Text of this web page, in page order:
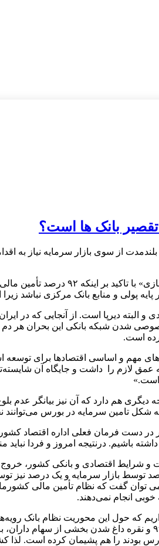
بانک ها است؟
از سوی بازار سرمایه نیاز به
رئیس کل بانک مرکزی در همایش
پولی و منابع بانک مرکزی نباشد
دیرپا است. از آنجایی که در
شدن شبکه بانکی این بحران هر
است.
مهم و اساسی اقتصادها برای توسعه
لازم را داشت و جایگاه آن شایسته‌تر
در تامین مالی یک وجه دیگری هم دارد که
شکل تامین سرمایه در بورس
دست فرمان فعلی اداره اقتصاد
باشیم. درنتیجه امروز و فردا نباید
تأمین مالی کشور بر دوش شبکه بانکی است و در این شرایط
توان گفت که نظام تأمین مالی
که حول این محوریت نظام بانک
می‌خواهد و کوشش فراوان. این مهم در شرایطی است که خصوصا
بودند را هم پشیمان کرده است. لذا